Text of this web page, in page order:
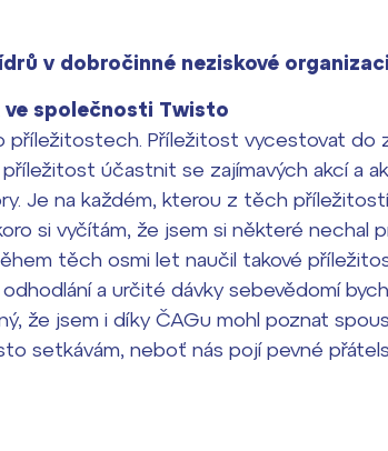
v dobročinné neziskové
ve společnosti Twisto
příležitostech. Příležitost vycestovat do
příležitost účastnit se zajímavých akcí a
Je na každém, kterou z těch
si vyčítám, že jsem si některé nechal
těch osmi let naučil takové
a určité dávky sebevědomí
že jsem i díky ČAGu mohl poznat
setkávám, neboť nás pojí pevné